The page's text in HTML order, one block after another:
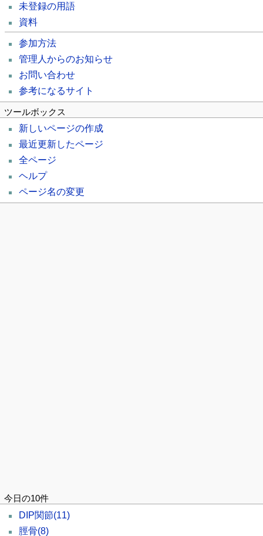
未登録の用語
資料
参加方法
管理人からのお知らせ
お問い合わせ
参考になるサイト
ツールボックス
新しいページの作成
最近更新したページ
全ページ
ヘルプ
ページ名の変更
今日の10件
DIP関節(11)
脛骨(8)